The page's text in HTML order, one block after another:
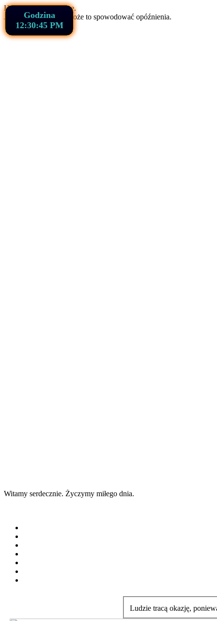
Hajmacik ładuje stronę.
Jeśli używasz VPN, może to spowodować opóźnienia.
Witamy serdecznie. Życzymy miłego dnia.
Ludzie tracą okazję,
Godzina
12:30:46 PM